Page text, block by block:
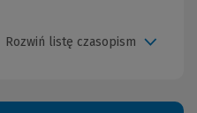
Rozwiń listę czasopism